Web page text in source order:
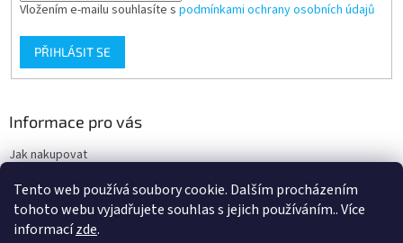
Tento web používá soubory cookie. Dalším procházením
tohoto webu vyjadřujete souhlas s jejich používáním.. Více
informacízde.
Vložením e-mailu souhlasíte s podmínkami ochrany osobních údajů
PŘIHLÁSIT SE
Informace pro vás
Jak nakupovat
Podmínky ochrany osobních údajů